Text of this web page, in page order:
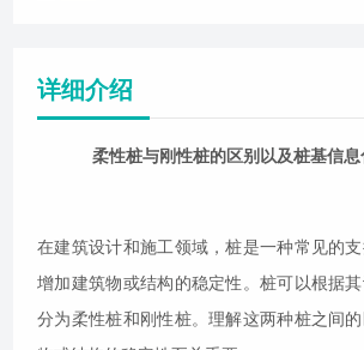
详细介绍
柔性桩与刚性桩的区别以及桩基信
在建筑设计和施工领域，桩是一种常见的
增加建筑物或结构的稳定性。桩可以根据
分为柔性桩和刚性桩。理解这两种桩之间